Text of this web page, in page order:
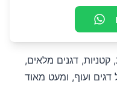
דגנים מלאים,
ועוף, ומעט מאוד